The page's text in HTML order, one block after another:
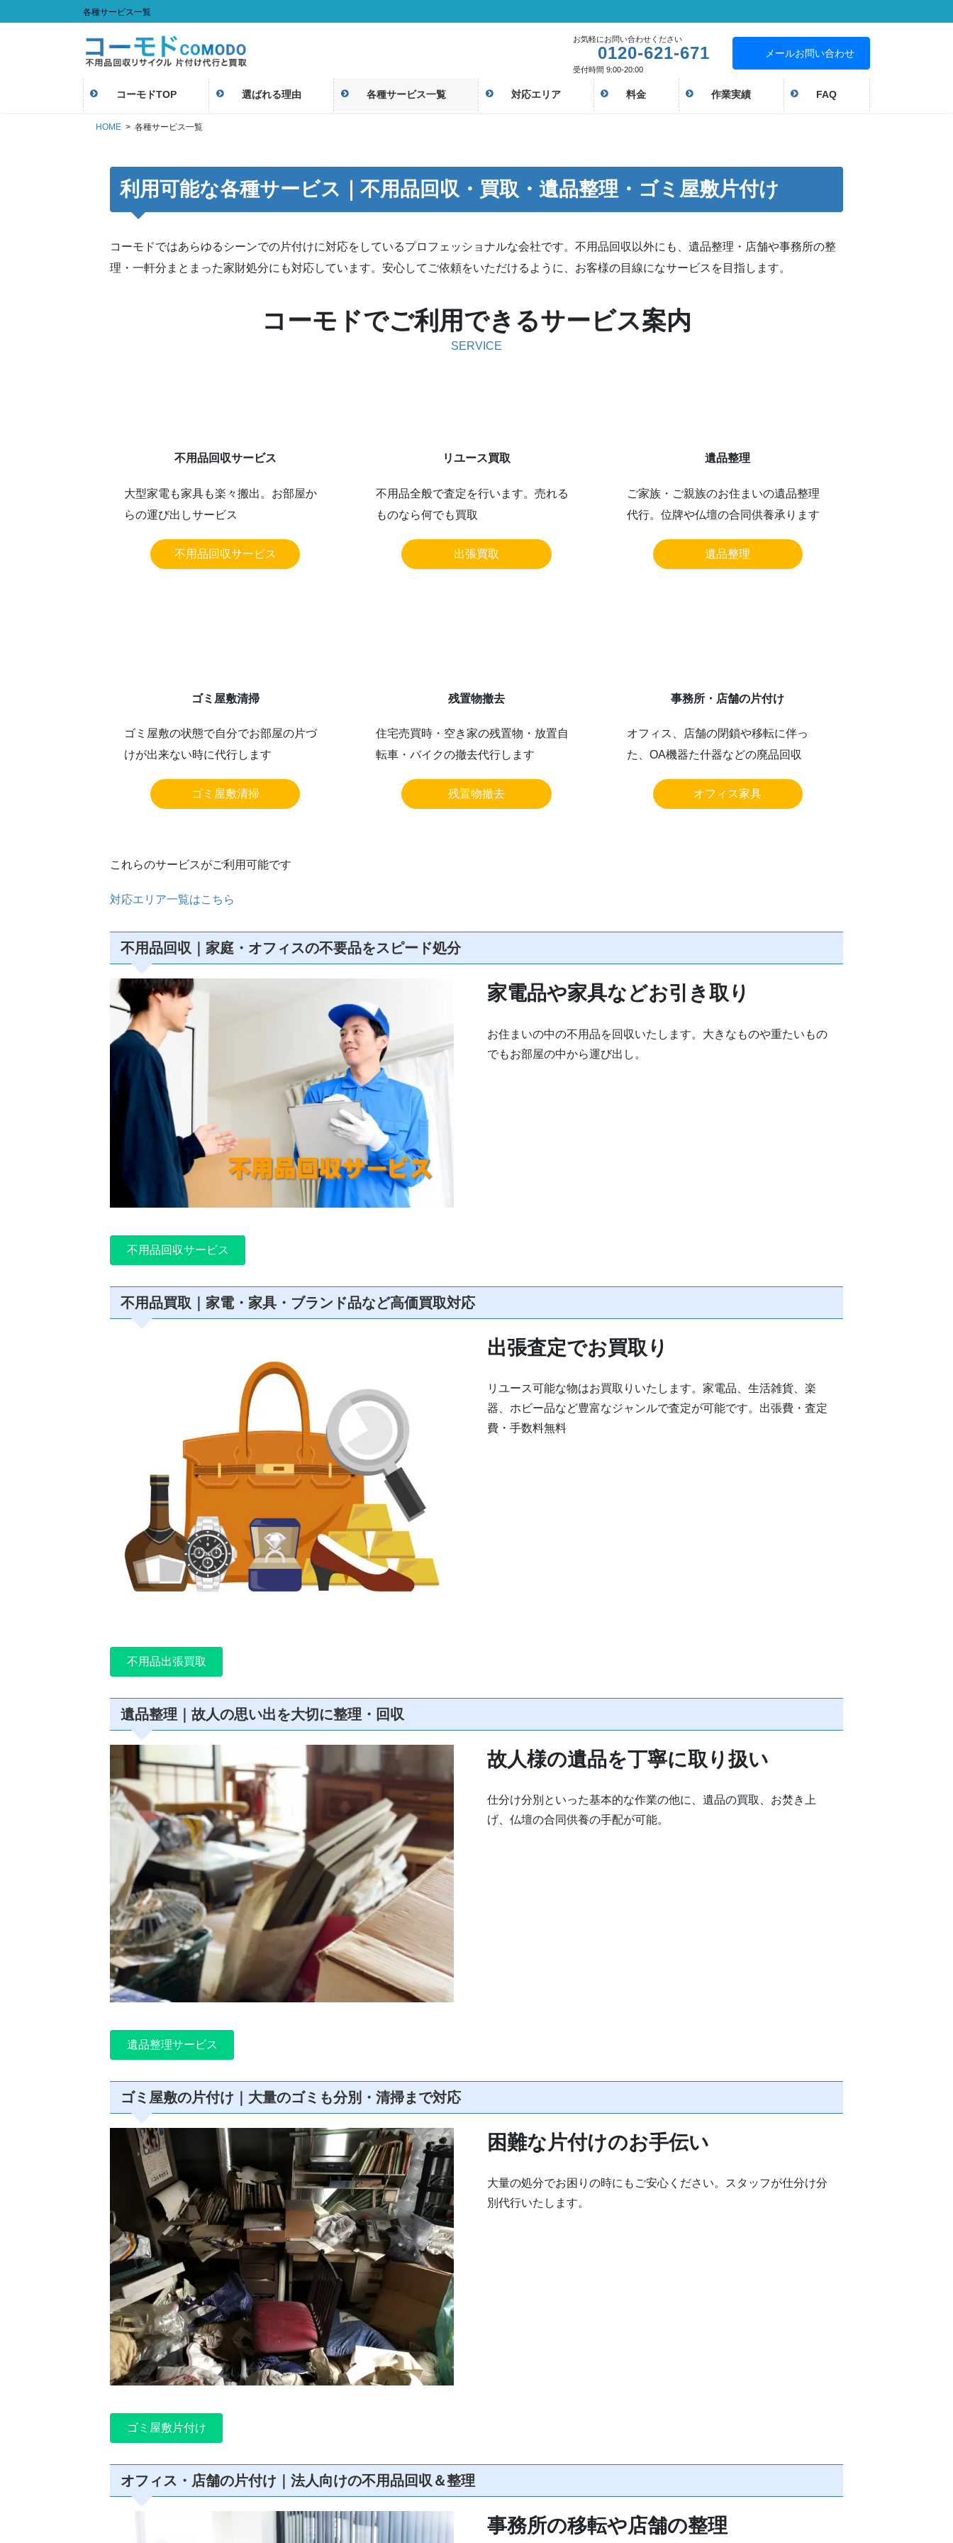
ン
ビ
各種サービス一覧
お気軽にお問い合わせください
0120-621-671
受付時間 9:00-20:00
メールお問い合わせ
コーモドTOP 選ばれる理由 各種サービス一覧 対応エリア 料金 作業実績 FAQ
HOME 各種サービス一覧
利用可能な各種サービス｜不用品回収・買取・遺品整理・ゴミ屋敷片付け
コーモドではあらゆるシーンでの片付けに対応をしているプロフェッショナルな会社です。不用品回収以外にも、遺品整理・店舗や事務所の整
理・一軒分まとまった家財処分にも対応しています。安心してご依頼をいただけるように、お客様の目線になサービスを目指します。
コーモドでご利用できるサービス案内
SERVICE
不用品回収サービス
大型家電も家具も楽々搬出。お部屋か
らの運び出しサービス
不用品回収サービス
リユース買取
不用品全般で査定を行います。売れる
ものなら何でも買取
出張買取
遺品整理
ご家族・ご親族のお住まいの遺品整理
代行。位牌や仏壇の合同供養承ります
遺品整理
ゴミ屋敷清掃
ゴミ屋敷の状態で自分でお部屋の片づ
けが出来ない時に代行します
ゴミ屋敷清掃
残置物撤去
住宅売買時・空き家の残置物・放置自
転車・バイクの撤去代行します
残置物撤去
事務所・店舗の片付け
オフィス、店舗の閉鎖や移転に伴っ
た、OA機器た什器などの廃品回収
オフィス家具
これらのサービスがご利用可能です
対応エリア一覧はこちら
不用品回収｜家庭・オフィスの不要品をスピード処分
家電品や家具などお引き取り
お住まいの中の不用品を回収いたします。大きなものや重たいもの
でもお部屋の中から運び出し。
不用品回収サービス
不用品買取｜家電・家具・ブランド品など高価買取対応
出張査定でお買取り
リユース可能な物はお買取りいたします。家電品、生活雑貨、楽
器、ホビー品など豊富なジャンルで査定が可能です。出張費・査定
費・手数料無料
不用品出張買取
遺品整理｜故人の思い出を大切に整理・回収
故人様の遺品を丁寧に取り扱い
仕分け分別といった基本的な作業の他に、遺品の買取、お焚き上
げ、仏壇の合同供養の手配が可能。
遺品整理サービス
ゴミ屋敷の片付け｜大量のゴミも分別・清掃まで対応
困難な片付けのお手伝い
大量の処分でお困りの時にもご安心ください。スタッフが仕分け分
別代行いたします。
ゴミ屋敷片付け
オフィス・店舗の片付け｜法人向けの不用品回収＆整理
事務所の移転や店舗の整理